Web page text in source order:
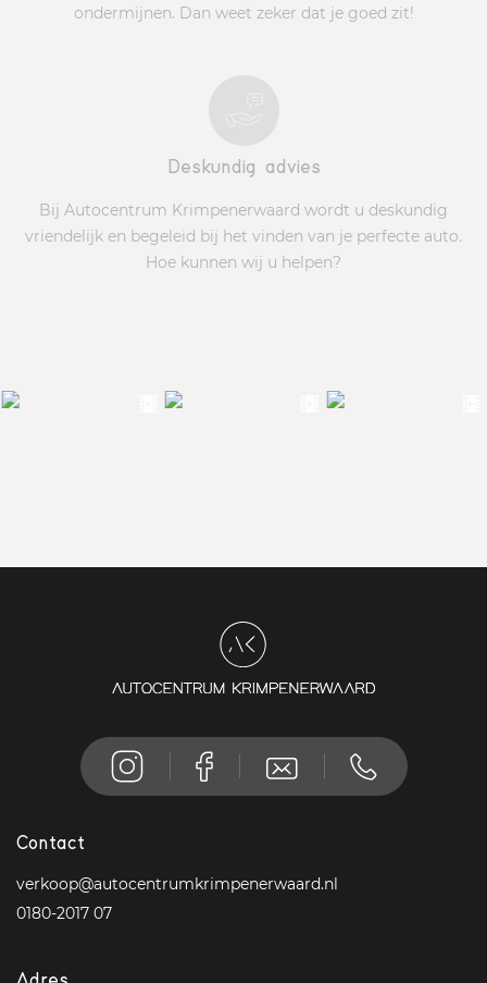
ondermijnen. Dan weet zeker dat je goed zit!
Deskundig advies
Bij Autocentrum Krimpenerwaard wordt u deskundig
vriendelijk en begeleid bij het vinden van je perfecte auto.
Hoe kunnen wij u helpen?
Contact
verkoop@autocentrumkrimpenerwaard.nl
0180-2017 07